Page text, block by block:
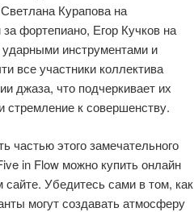
Курапова на
фортепиано, Егор Кучков на
инструментами и
все участники коллектива
джаза, что подчеркивает их
стремление к совершенству.
частью этого замечательного
in Flow можно купить онлайн
Убедитесь сами в том, как
могут создавать атмосферу